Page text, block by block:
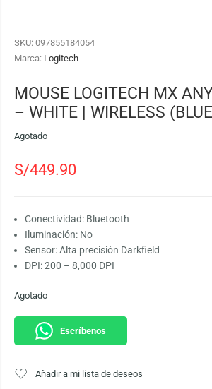
SKU: 097855184054
Marca: Logitech
MOUSE LOGITECH MX
– WHITE | WIRELESS
Agotado
S/449.90
Conectividad: Bluetooth
Iluminación: No
Sensor: Alta precisión Darkfield
DPI: 200 – 8,000 DPI
Agotado
Escríbenos
Añadir a mi lista de deseos